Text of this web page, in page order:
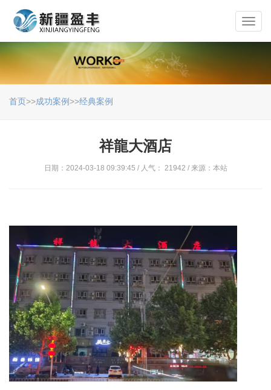
首页>>成功案例>>经典案例
祥龍大酒店
日期：2024-03-18 09:39:45 / 人气： 21942 / 来源：本站